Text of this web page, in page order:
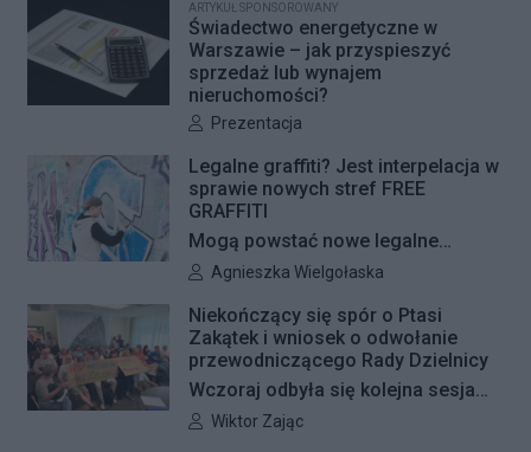
remonty infrastruktury dla pieszych
i rowerzystów. Oferty w
przetargach zostały już otwarte, a
jeśli wszystko przebiegnie zgodnie
z planem, nowe nawierzchnie
pojawią się jeszcze w tym roku.
ARTYKUŁ SPONSOROWANY
Świadectwo energetyczne w
Warszawie – jak przyspieszyć
sprzedaż lub wynajem
nieruchomości?
Autor artykułu:
Prezentacja
Legalne graffiti? Jest interpelacja w
sprawie nowych stref FREE
GRAFFITI
Mogą powstać nowe legalne
miejsca do wykonywania graffiti.
interpelację, w której proponuje
wyznaczenie kolejnych stref FREE
GRAFFITI we współpracy z
Zarządem Dróg Miejskich.
Autor artykułu:
Agnieszka Wielgołaska
Niekończący się spór o Ptasi
Zakątek i wniosek o odwołanie
przewodniczącego Rady Dzielnicy
Wczoraj odbyła się kolejna sesja
poświęcona procedowaniu
Autor artykułu:
Wiktor Zając